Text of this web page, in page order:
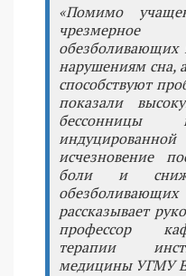
«Помимо
обезболивающих
нарушениям сна,
способствуют
показали
бессонницы
исчезновение
боли и
рассказывает
профессор
терапии
медицины УГМУ